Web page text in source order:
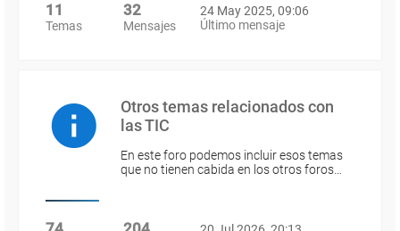
11
Temas
32
Mensajes
24 May 2025, 09:06
Último mensaje
Otros temas relacionados con
las TIC
En este foro podemos incluir esos temas
que no tienen cabida en los otros foros…